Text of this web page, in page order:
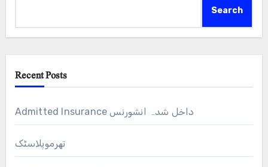
Search
Recent Posts
Admitted Insurance داخل شدہ انشورنس
تھرموپلاسٹک